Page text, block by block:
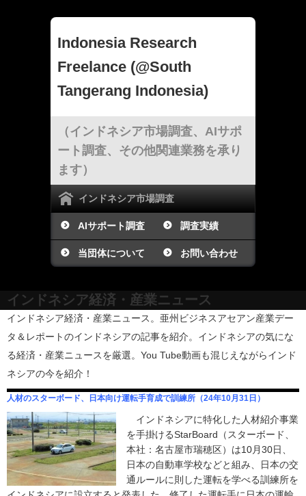
Indonesia Research
Freelance (@South
Tangerang Indonesia)
（インドネシア市場調査、AIサポ
ート調査、その他関連業務を承り
ます）
インドネシア市場調査
AIサポート調査 調査実績
当団体について お問い合わせ
インドネシア経済・産業ニュース
インドネシア経済・産業ニュース。亜州ビジネスアセアン産業デー
タ＆レポートのインドネシアの記事を紹介。インドネシアの気にな
る経済・産業ニュースを厳選。You Tube動画も混じえながらインド
ネシアの今を紹介！
人材のスターボード、日本向け運転手育成で訓練所（24年10月31日）
インドネシアに特化した人材紹介事業
を手掛けるStarBoard（スターボード、
本社：名古屋市瑞穂区）は10月30日、
日本の自動車学校などと組み、日本の交
通ルールに則した運転を学べる訓練所を